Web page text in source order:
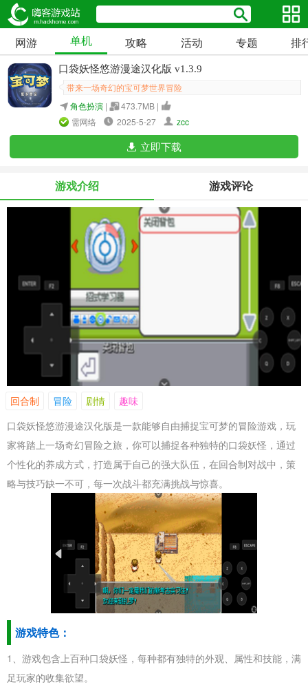
网游 单机 攻略 活动 专题 排
口袋妖怪悠游漫途汉化版 v1.3.9
带来一场奇幻的宝可梦世界冒险
角色扮演 |
473.7MB |
需网络
2025-5-27 zcc
立即下载
游戏介绍 游戏评论
回合制 冒险 剧情
趣味
口袋妖怪悠游漫途汉化版是一款能够自由捕捉宝可梦的冒险游戏，玩
家将踏上一场奇幻冒险之旅，你可以捕捉各种独特的口袋妖怪，通过
个性化的养成方式，打造属于自己的强大队伍，在回合制对战中，策
略与技巧缺一不可，每一次战斗都充满挑战与惊喜。
游戏特色：
1、游戏包含上百种口袋妖怪，每种都有独特的外观、属性和技能，满
足玩家的收集欲望。